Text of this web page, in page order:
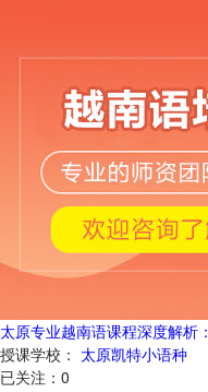
太原专业越南语课程深度解析
授课学校： 太原凯特小语种
已关注： 0